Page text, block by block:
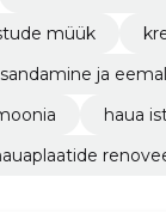
müük
ja
haua